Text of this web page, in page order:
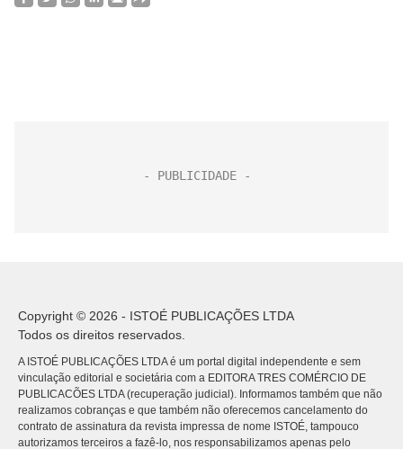
Copyright © 2026 - ISTOÉ PUBLICAÇÕES LTDA
Todos os direitos reservados.
A ISTOÉ PUBLICAÇÕES LTDA é um portal digital independente e sem
vinculação editorial e societária com a EDITORA TRES COMÉRCIO DE
PUBLICACÕES LTDA (recuperação judicial). Informamos também que não
realizamos cobranças e que também não oferecemos cancelamento do
contrato de assinatura da revista impressa de nome ISTOÉ, tampouco
autorizamos terceiros a fazê-lo, nos responsabilizamos apenas pelo